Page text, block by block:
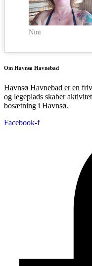
Nini
Om Havnsø Havnebad
Havnsø Havnebad er en
og legeplads skaber
bosætning i Havnsø.
Facebook-f